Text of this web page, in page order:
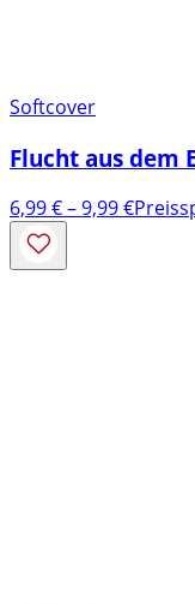
Softcover
Flucht aus dem
6,99€–9,99€